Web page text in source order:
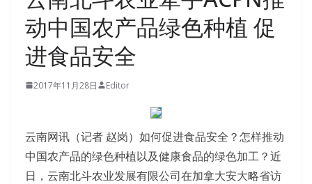
动中国农产品绿色种植 促
进食品安全
2017年11月28日 Editor
云南网讯（记者 赵岗）如何促进食品安全？怎样推动
中国农产品的绿色种植以及健康食品的绿色加工？近
日，云南北斗农业发展有限公司在加拿大安大略省访